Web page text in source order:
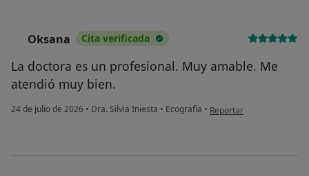
Oksana Cita verificada
La doctora es un profesional. Muy amable. Me
atendió muy bien.
24 de julio de 2026 • Dra. Silvia Iniesta • Ecografía • en opinión del usuario
Reportar